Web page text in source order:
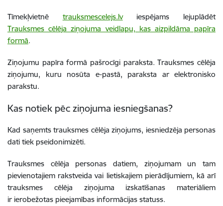
Tīmekļvietnē trauksmescelejs.lv
iespējams lejuplādēt
Trauksmes cēlēja ziņojuma veidlapu, kas aizpildāma papīra
formā.
Ziņojumu papīra formā pašrocīgi paraksta. Trauksmes cēlēja
ziņojumu, kuru nosūta e-pastā, paraksta ar elektronisko
parakstu.
Kas notiek pēc ziņojuma iesniegšanas?
Kad saņemts trauksmes cēlēja ziņojums, iesniedzēja personas
dati tiek pseidonimizēti.
Trauksmes cēlēja personas datiem, ziņojumam un tam
pievienotajiem rakstveida vai lietiskajiem pierādījumiem, kā arī
trauksmes cēlēja ziņojuma izskatīšanas materiāliem
ir ierobežotas pieejamības informācijas statuss.